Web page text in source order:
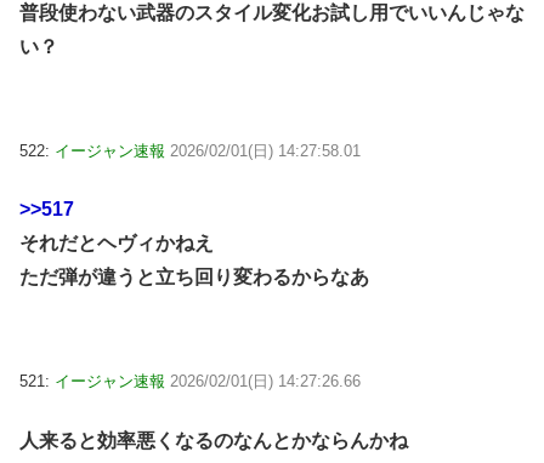
普段使わない武器のスタイル変化お試し用でいいんじゃな
い？
522: イージャン速報 2026/02/01(日) 14:27:58.01
>>517
それだとヘヴィかねえ
ただ弾が違うと立ち回り変わるからなあ
521: イージャン速報 2026/02/01(日) 14:27:26.66
人来ると効率悪くなるのなんとかならんかね